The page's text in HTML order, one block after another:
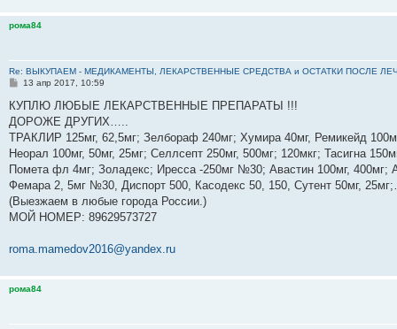
рома84
Re: ВЫКУПАЕМ - МЕДИКАМЕНТЫ, ЛЕКАРСТВЕННЫЕ СРЕДСТВА и ОСТАТКИ ПОСЛЕ
С
о
щ
е
и
е
13 апр 2017, 10:59
КУПЛЮ ЛЮБЫЕ ЛЕКАРСТВЕННЫЕ ПРЕПАРАТЫ !!!
ДОРОЖЕ ДРУГИХ…..
ТРАКЛИР 125мг, 62,5мг; Зелбораф 240мг; Хумира 40мг, Ремикейд
Неорал 100мг, 50мг, 25мг; Селлсепт 250мг, 500мг; 120мкг; Тасигна
Помета фл 4мг; Золадекс; Иресса -250мг №30; Авастин 100мг, 400мг;
Фемара 2, 5мг №30, Диспорт 500, Касодекс 50, 150, Сутент 50мг,
(Выезжаем в любые города России.)
МОЙ НОМЕР: ‪89629573727‬
roma.mamedov2016@yandex.ru
рома84